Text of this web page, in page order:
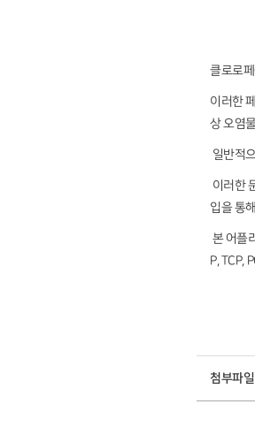
클로로
이러한
상 오염
일반적
이러한
입을 통
본 어플
P, TCP,
첨부파일